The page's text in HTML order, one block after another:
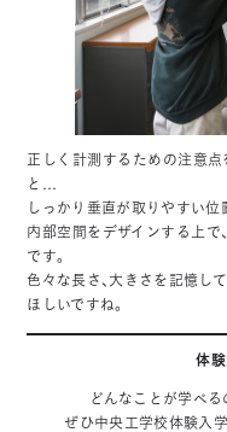
正しく計測するための注意点
と…
しっかり垂直が取りやすい位
内部空間をデザインする上で
です。
色々な長さ、大きさを記憶し
ほしいですね。
体
どんなことが学べる
ぜひ中央工学校体験入学